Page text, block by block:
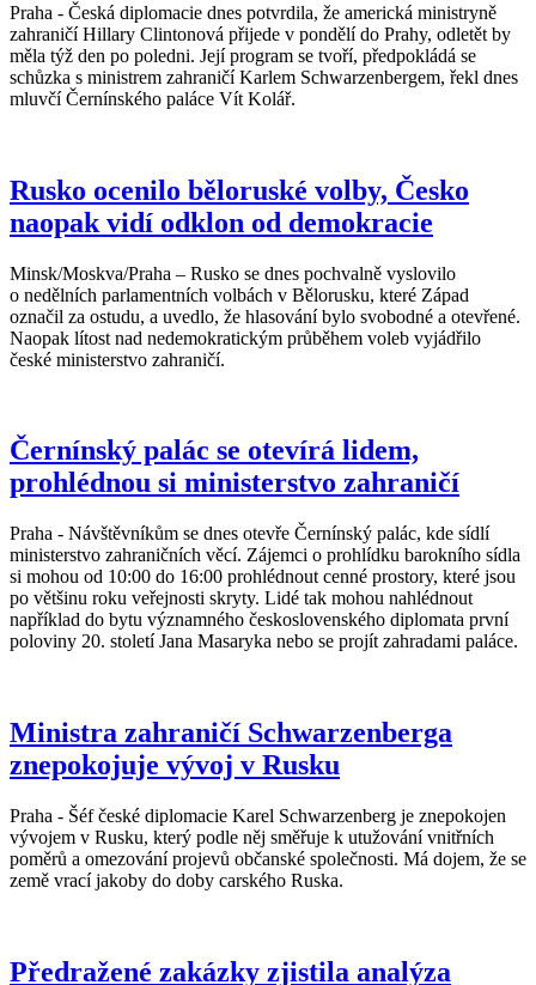
Praha - Česká diplomacie dnes potvrdila, že americká ministryně
zahraničí Hillary Clintonová přijede v pondělí do Prahy, odletět by
měla týž den po poledni. Její program se tvoří, předpokládá se
schůzka s ministrem zahraničí Karlem Schwarzenbergem, řekl dnes
mluvčí Černínského paláce Vít Kolář.
Rusko ocenilo běloruské volby, Česko
naopak vidí odklon od demokracie
Minsk/Moskva/Praha – Rusko se dnes pochvalně vyslovilo
o nedělních parlamentních volbách v Bělorusku, které Západ
označil za ostudu, a uvedlo, že hlasování bylo svobodné a otevřené.
Naopak lítost nad nedemokratickým průběhem voleb vyjádřilo
české ministerstvo zahraničí.
Černínský palác se otevírá lidem,
prohlédnou si ministerstvo zahraničí
Praha - Návštěvníkům se dnes otevře Černínský palác, kde sídlí
ministerstvo zahraničních věcí. Zájemci o prohlídku barokního sídla
si mohou od 10:00 do 16:00 prohlédnout cenné prostory, které jsou
po většinu roku veřejnosti skryty. Lidé tak mohou nahlédnout
například do bytu významného československého diplomata první
poloviny 20. století Jana Masaryka nebo se projít zahradami paláce.
Ministra zahraničí Schwarzenberga
znepokojuje vývoj v Rusku
Praha - Šéf české diplomacie Karel Schwarzenberg je znepokojen
vývojem v Rusku, který podle něj směřuje k utužování vnitřních
poměrů a omezování projevů občanské společnosti. Má dojem, že se
země vrací jakoby do doby carského Ruska.
Předražené zakázky zjistila analýza